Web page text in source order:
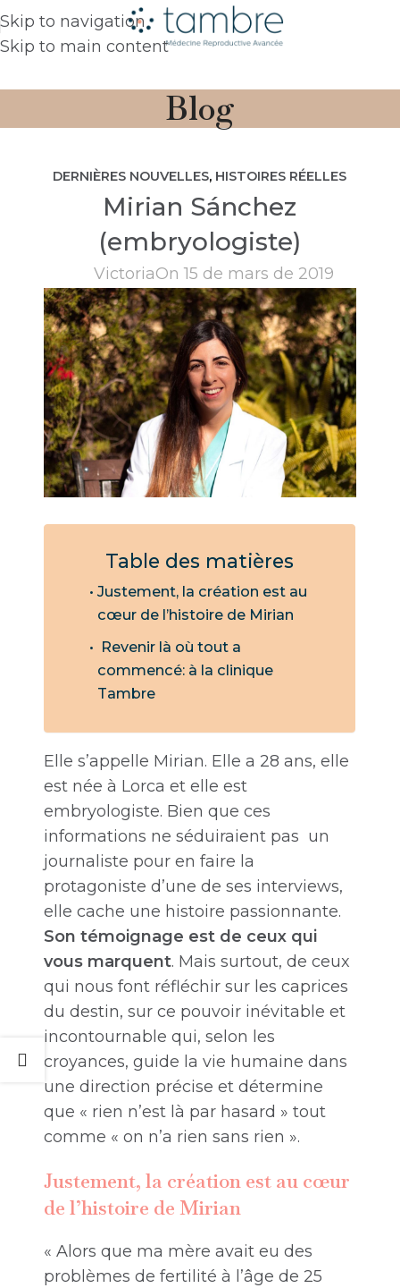
Skip to navigation
Skip to main content
Blog
DERNIÈRES NOUVELLES, HISTOIRES RÉELLES
Mirian Sánchez
(embryologiste)
VictoriaOn 15 de mars de 2019
Table des matières
Justement, la création est au
cœur de l’histoire de Mirian
Revenir là où tout a
commencé: à la clinique
Tambre
Elle s’appelle Mirian. Elle a 28 ans, elle
est née à Lorca et elle est
embryologiste. Bien que ces
informations ne séduiraient pas un
journaliste pour en faire la
protagoniste d’une de ses interviews,
elle cache une histoire passionnante.
Son témoignage est de ceux qui
vous marquent. Mais surtout, de ceux
qui nous font réfléchir sur les caprices
du destin, sur ce pouvoir inévitable et
incontournable qui, selon les
croyances, guide la vie humaine dans
une direction précise et détermine
que « rien n’est là par hasard » tout
comme « on n’a rien sans rien ».
Justement, la création est au cœur
de l’histoire de Mirian
« Alors que ma mère avait eu des
problèmes de fertilité à l’âge de 25